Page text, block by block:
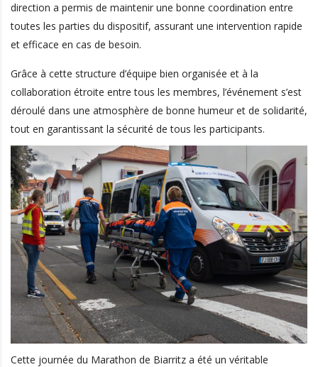
direction a permis de maintenir une bonne coordination entre
toutes les parties du dispositif, assurant une intervention rapide
et efficace en cas de besoin.
Grâce à cette structure d’équipe bien organisée et à la
collaboration étroite entre tous les membres, l’événement s’est
déroulé dans une atmosphère de bonne humeur et de solidarité,
tout en garantissant la sécurité de tous les participants.
Cette journée du Marathon de Biarritz a été un véritable